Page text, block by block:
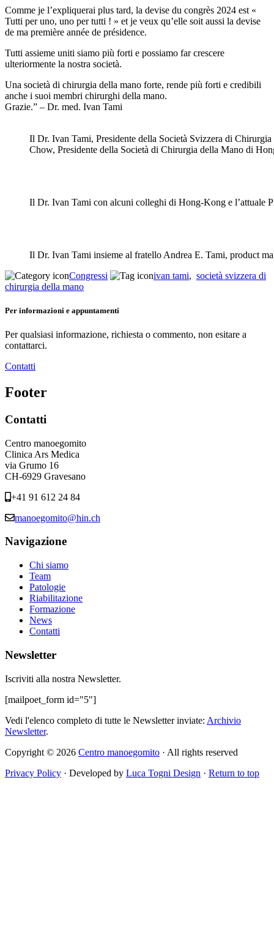
Comme je l’expliquerai plus tard, la devise du congrès 2024 est «
Tutti per uno, uno per tutti ! » et je veux qu’elle soit aussi la devise
de ma première année de présidence.
Tutti assieme uniti siamo più forti e possiamo far crescere
ulteriormente la nostra società.
Una società di chirurgia della mano forte, rende più forti e credibili
anche i suoi membri chirurghi della mano.
Grazie.” – Dr. med. Ivan Tami
Il Dr. Ivan Tami, Presidente della Società Svizzera di
Chow, Presidente della Società di Chirurgia della Mano di
Il Dr. Ivan Tami con alcuni colleghi di Hong-Kong e l’attuale
Il Dr. Ivan Tami insieme al fratello Andrea E. Tami, product
Congressi
ivan tami, società svizzera di
chirurgia della mano
Per informazioni e appuntamenti
Per qualsiasi informazione, richiesta o commento, non esitare a
contattarci.
Contatti
Footer
Contatti
Centro manoegomito
Clinica Ars Medica
via Grumo 16
CH-6929 Gravesano
+41 91 612 24 84
manoegomito@hin.ch
Navigazione
Chi siamo
Team
Patologie
Riabilitazione
Formazione
News
Contatti
Newsletter
Iscriviti alla nostra Newsletter.
[mailpoet_form id="5"]
Vedi l'elenco completo di tutte le Newsletter inviate: Archivio
Newsletter.
Copyright © 2026 Centro manoegomito · All rights reserved
Privacy Policy · Developed by Luca Togni Design · Return to top